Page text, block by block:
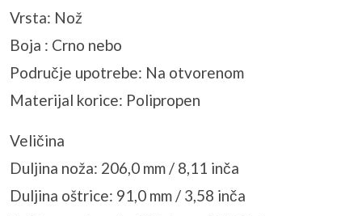
Vrsta: Nož
Boja : Crno nebo
Područje upotrebe: Na otvorenom
Materijal korice: Polipropen
Veličina
Duljina noža: 206,0 mm / 8,11 inča
Duljina oštrice: 91,0 mm / 3,58 inča